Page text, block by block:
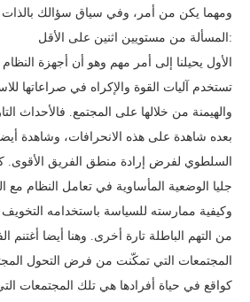
ومهما يكن من أمر، وفي سياق سؤالك بالذات
المسألة من مستويين اثنين على الأقل:
الأول يحيلنا إلى أمر مهم وهو أن أجهزة
تستخدم آليات القوة والإكراه في صراعاتها
والهيمنة من خلالها على المجتمع. فالأحداث
بعده شاهدة على هذه الانحرافات، وشاهدة
السلطوي لفرض إرادة منطق الفريق الأقوى.
جليا الوضعية المأساوية في تعامل النظام مع
وكيفية ممارسته للسياسة باستخدامه التخويف
من التهم الباطلة تارة أخرى. وهنا أيضا أغتنم
المجتمعات التي تمكّنت من فرض التحول
كواقع في حياة أفرادها هي تلك المجتمعات